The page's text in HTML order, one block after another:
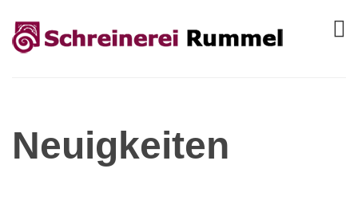
Neuigkeiten